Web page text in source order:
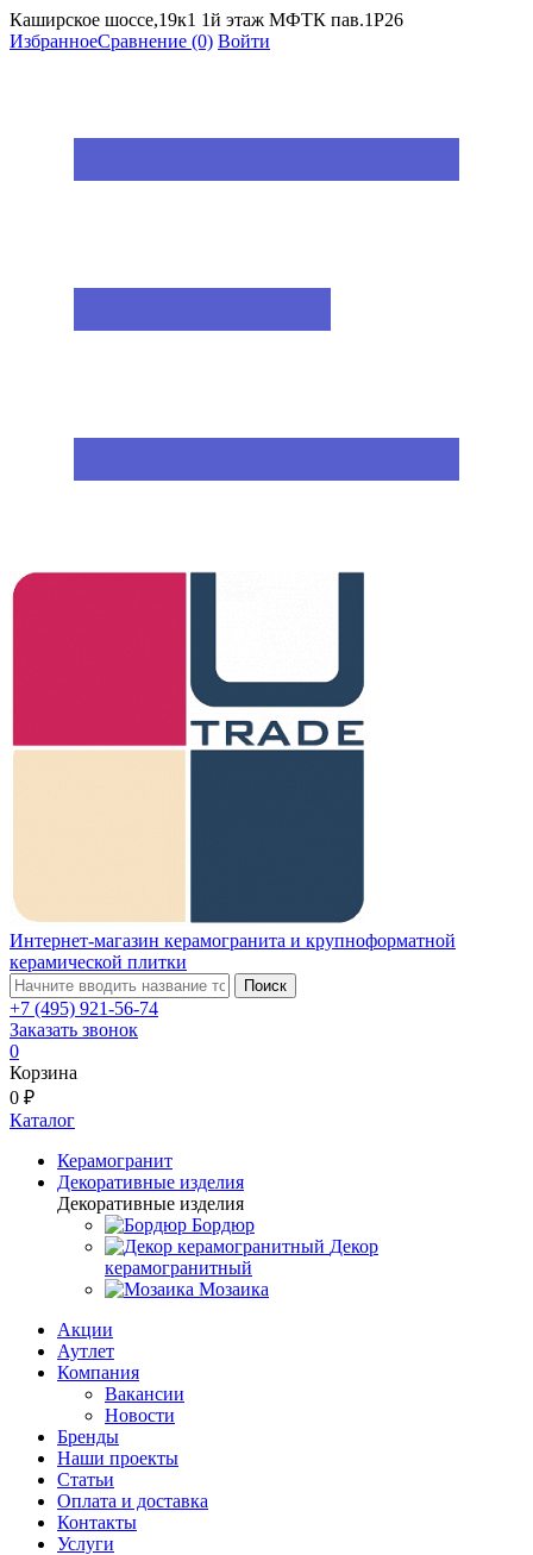
Каширское шоссе,19к1 1й этаж МФТК пав.1Р26
ИзбранноеСравнение (0) Войти
Интернет-магазин керамогранита и крупноформатной
керамической плитки
Поиск
+7 (495) 921-56-74
Заказать звонок
0
Корзина
0 ₽
Каталог
Керамогранит
Декоративные изделия
Декоративные изделия
Бордюр
Декор
керамогранитный
Мозаика
Акции
Аутлет
Компания
Вакансии
Новости
Бренды
Наши проекты
Статьи
Оплата и доставка
Контакты
Услуги